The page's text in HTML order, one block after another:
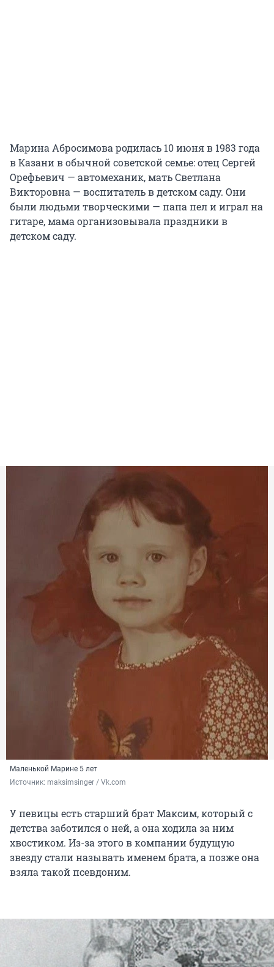
Марина Абросимова родилась 10 июня в 1983 года
в Казани в обычной советской семье: отец Сергей
Орефьевич — автомеханик, мать Светлана
Викторовна — воспитатель в детском саду. Они
были людьми творческими — папа пел и играл на
гитаре, мама организовывала праздники в
детском саду.
Маленькой Марине 5 лет
Источник: maksimsinger / Vk.com
У певицы есть старший брат Максим, который с
детства заботился о ней, а она ходила за ним
хвостиком. Из-за этого в компании будущую
звезду стали называть именем брата, а позже она
взяла такой псевдоним.